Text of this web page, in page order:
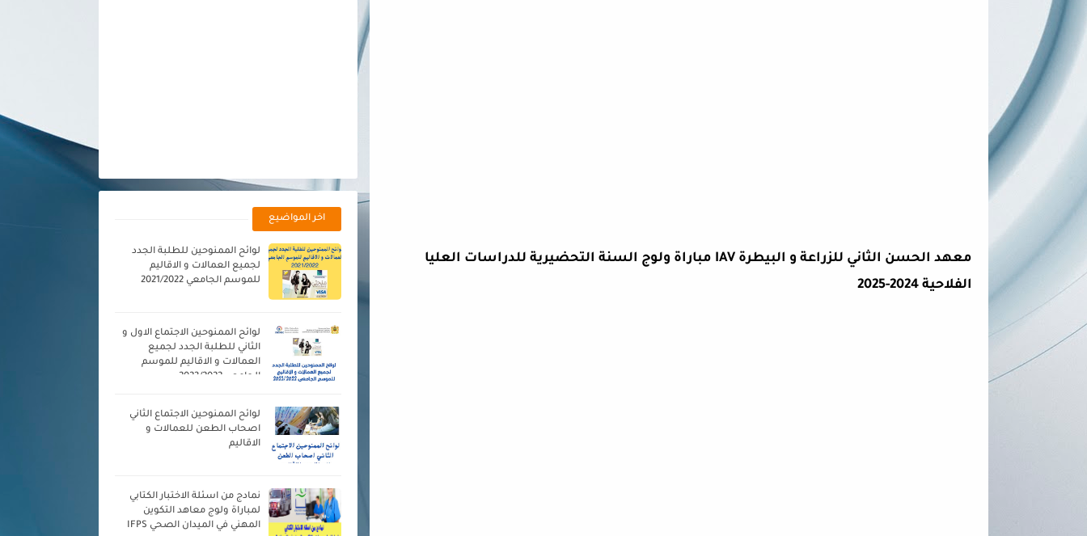
معهد الحسن الثاني للزراعة و البيطرة IAV
مباراة ولوج السنة التحضيرية للدراسات العليا
الفلاحية 2024-2025
اخر المواضيع
لوائح الممنوحين للطلبة الجدد
لجميع العمالات و الاقاليم
للموسم الجامعي 2021/2022
لوائح الممنوحين الاجتماع الاول و
الثاني للطلبة الجدد لجميع
العمالات و الاقاليم للموسم
الجامعي 2023/2022
لوائح الممنوحين الاجتماع الثاني
اصحاب الطعن للعمالات و
الاقاليم
نمادج من اسئلة الاختبار الكتابي
لمباراة ولوج معاهد التكوين
المهني في الميدان الصحي IFPS